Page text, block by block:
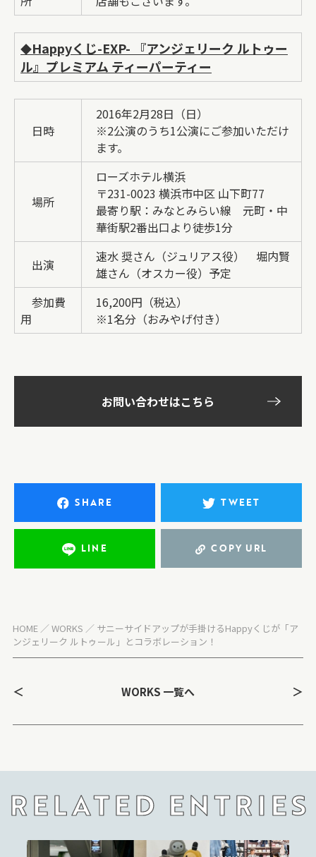
◆Happyくじ-EXP- 『アンジェリーク ルトゥー
ル』プレミアム ティーパーティー
日時
2016年2月28日（日）
※2公演のうち1公演にご参加いただけ
ます。
場所
ローズホテル横浜
〒231-0023 横浜市中区 山下町77
最寄り駅：みなとみらい線 元町・中
華街駅2番出口より徒歩1分
出演
速水 奨さん（ジュリアス役） 堀内賢
雄さん（オスカー役）予定
参加費
用
16,200円（税込）
※1名分（おみやげ付き）
お問い合わせはこちら
SHARE TWEET
LINE COPY URL
HOME WORKS
サニーサイドアップが手掛けるHappyくじが「ア
ンジェリーク ルトゥール」とコラボレーション！
＜ WORKS 一覧へ ＞
RELATED ENTRIES